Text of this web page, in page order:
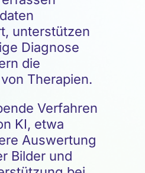
unterstützen
Diagnose
die
Therapien.
Verfahren
KI, etwa
Auswertung
Bilder und